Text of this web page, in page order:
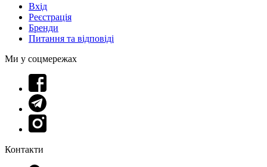
Вхід
Реєстрація
Бренди
Питання та відповіді
Ми у соцмережах
Контакти